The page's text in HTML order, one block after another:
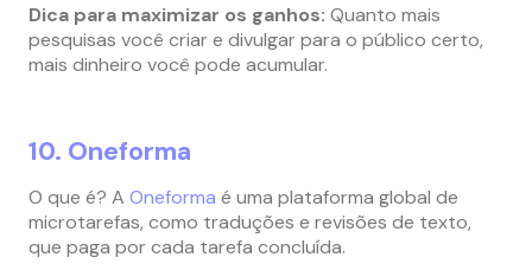
Dica para maximizar os ganhos: Quanto mais
pesquisas você criar e divulgar para o público certo,
mais dinheiro você pode acumular.
10. Oneforma
O que é? A Oneforma é uma plataforma global de
microtarefas, como traduções e revisões de texto,
que paga por cada tarefa concluída.